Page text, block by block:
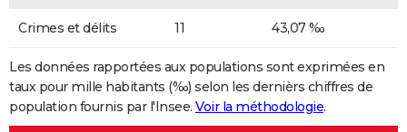
Crimes et délits 11 43,07 ‰
Les données rapportées aux populations sont exprimées en
taux pour mille habitants (‰) selon les dernièrs chiffres de
population fournis par l'Insee. Voir la méthodologie.